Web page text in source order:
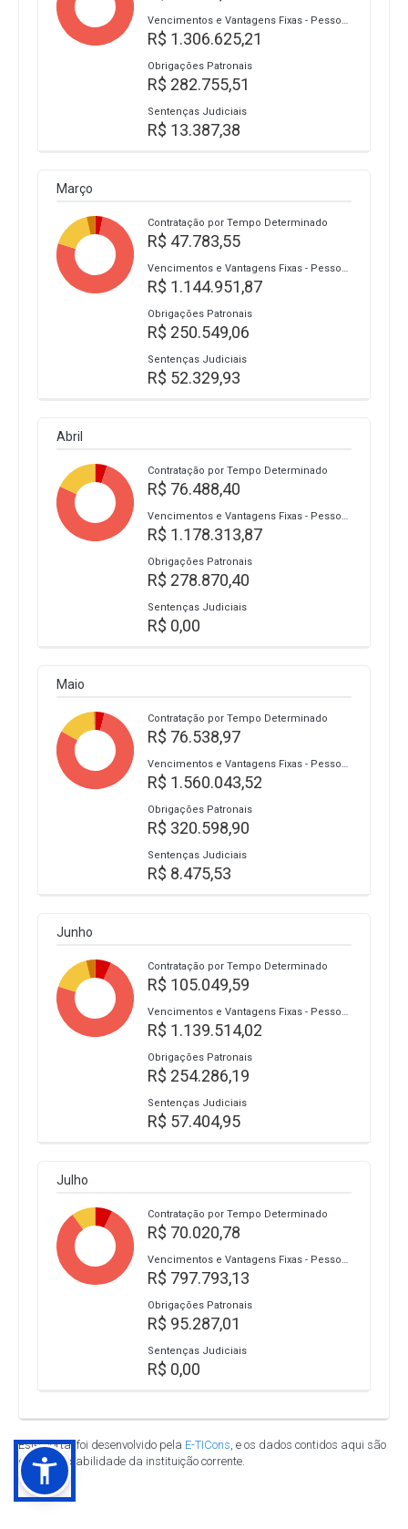
Vencimentos e Vantagens Fixas - Pessoal Civil
R$ 1.306.625,21
Obrigações Patronais
R$ 282.755,51
Sentenças Judiciais
R$ 13.387,38
Março
Contratação por Tempo Determinado
R$ 47.783,55
Vencimentos e Vantagens Fixas - Pessoal Civil
R$ 1.144.951,87
Obrigações Patronais
R$ 250.549,06
Sentenças Judiciais
R$ 52.329,93
Abril
Contratação por Tempo Determinado
R$ 76.488,40
Vencimentos e Vantagens Fixas - Pessoal Civil
R$ 1.178.313,87
Obrigações Patronais
R$ 278.870,40
Sentenças Judiciais
R$ 0,00
Maio
Contratação por Tempo Determinado
R$ 76.538,97
Vencimentos e Vantagens Fixas - Pessoal Civil
R$ 1.560.043,52
Obrigações Patronais
R$ 320.598,90
Sentenças Judiciais
R$ 8.475,53
Junho
Contratação por Tempo Determinado
R$ 105.049,59
Vencimentos e Vantagens Fixas - Pessoal Civil
R$ 1.139.514,02
Obrigações Patronais
R$ 254.286,19
Sentenças Judiciais
R$ 57.404,95
Julho
Contratação por Tempo Determinado
R$ 70.020,78
Vencimentos e Vantagens Fixas - Pessoal Civil
R$ 797.793,13
Obrigações Patronais
R$ 95.287,01
Sentenças Judiciais
R$ 0,00
Este portal foi desenvolvido pela E-TICons, e os dados contidos aqui são
de responsabilidade da instituição corrente.